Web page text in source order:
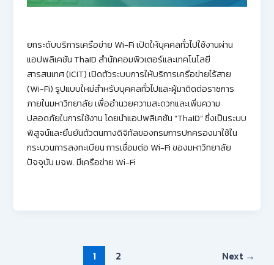
ยกระดับบริการเครือข่าย Wi-Fi เปิดให้บุคคลทั่วไปใช้งานผ่าน
แอปพลิเคชัน ThaID สำนักคอมพิวเตอร์และเทคโนโลยี
สารสนเทศ (ICIT) เปิดตัวระบบการให้บริการเครือข่ายไร้สาย
(Wi-Fi) รูปแบบใหม่สำหรับบุคคลทั่วไปและผู้มาติดต่อราชการ
ภายในมหาวิทยาลัย เพื่ออำนวยความสะดวกและเพิ่มความ
ปลอดภัยในการใช้งาน โดยนำแอปพลิเคชัน “ThaID” ซึ่งเป็นระบบ
พิสูจน์และยืนยันตัวตนทางดิจิทัลของกรมการปกครองมาใช้ใน
กระบวนการลงทะเบียน การเชื่อมต่อ Wi-Fi ของมหาวิทยาลัย
ปัจจุบัน มจพ. มีเครือข่าย Wi-Fi
1 2 Next →